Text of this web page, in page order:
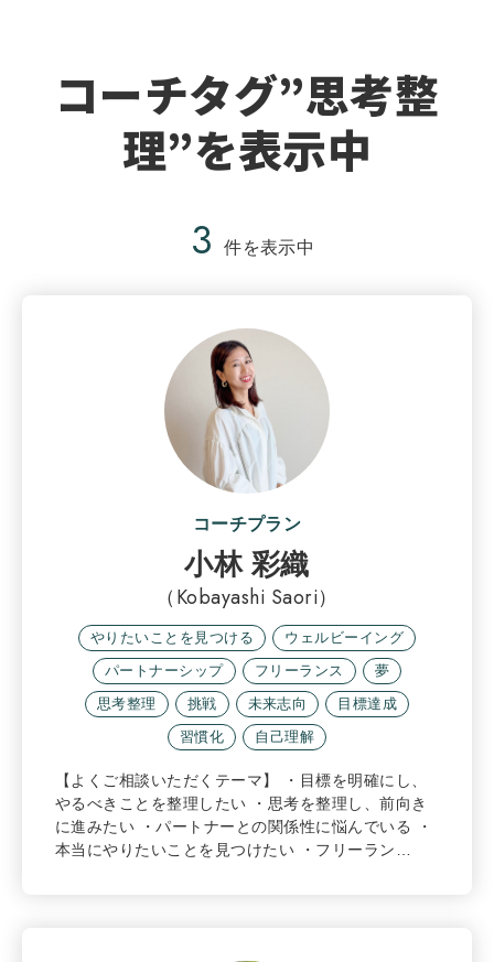
コーチタグ”思考整
理”を表示中
3 件を表示中
コーチプラン
小林 彩織
（Kobayashi Saori）
やりたいことを見つける
ウェルビーイング
パートナーシップ
フリーランス
夢
思考整理
挑戦 未来志向
目標達成
習慣化
自己理解
【よくご相談いただくテーマ】 ・目標を明確にし、
やるべきことを整理したい ・思考を整理し、前向き
に進みたい ・パートナーとの関係性に悩んでいる ・
本当にやりたいことを見つけたい ・フリーラン…